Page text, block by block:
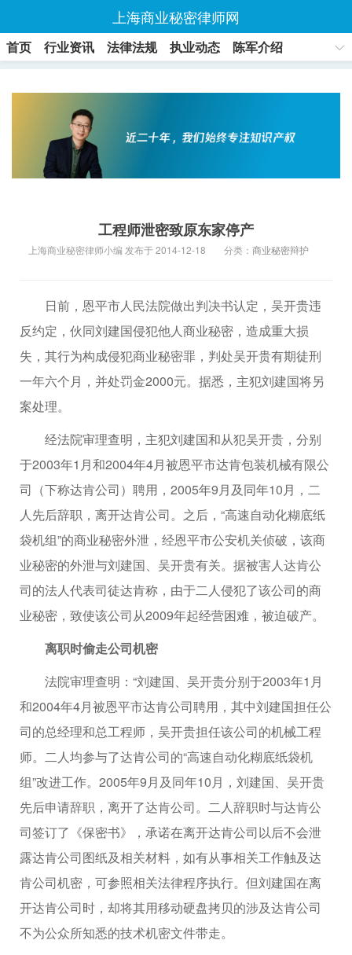
上海商业秘密律师网
首页 行业资讯 法律法规 执业动态
陈军介绍
工程师泄密致原东家停产
上海商业秘密律师小编 发布于 2014-12-18 分类： 商业秘密辩护
日前，恩平市人民法院做出判决书认定，吴开贵违
反约定，伙同刘建国侵犯他人商业秘密，造成重大损
失，其行为构成侵犯商业秘密罪，判处吴开贵有期徒刑
一年六个月，并处罚金2000元。据悉，主犯刘建国将另
案处理。
经法院审理查明，主犯刘建国和从犯吴开贵，分别
于2003年1月和2004年4月被恩平市达肯包装机械有限公
司（下称达肯公司）聘用，2005年9月及同年10月，二
人先后辞职，离开达肯公司。之后，“高速自动化糊底纸
袋机组”的商业秘密外泄，经恩平市公安机关侦破，该商
业秘密的外泄与刘建国、吴开贵有关。据被害人达肯公
司的法人代表司徒达肯称，由于二人侵犯了该公司的商
业秘密，致使该公司从2009年起经营困难，被迫破产。
离职时偷走公司机密
法院审理查明：“刘建国、吴开贵分别于2003年1月
和2004年4月被恩平市达肯公司聘用，其中刘建国担任公
司的总经理和总工程师，吴开贵担任该公司的机械工程
师。二人均参与了达肯公司的“高速自动化糊底纸袋机
组”改进工作。2005年9月及同年10月，刘建国、吴开贵
先后申请辞职，离开了达肯公司。二人辞职时与达肯公
司签订了《保密书》，承诺在离开达肯公司以后不会泄
露达肯公司图纸及相关材料，如有从事相关工作触及达
肯公司机密，可参照相关法律程序执行。但刘建国在离
开达肯公司时，却将其用移动硬盘拷贝的涉及达肯公司
不为公众所知悉的技术机密文件带走。